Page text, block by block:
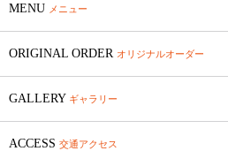
MENU メニュー
ORIGINAL ORDER オリジナルオーダー
GALLERY ギャラリー
ACCESS 交通アクセス